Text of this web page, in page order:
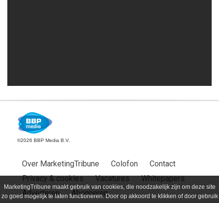
MarketingTribune maakt gebruik van cookies, die noodzakelijk zijn om deze site
zo goed mogelijk te laten functioneren. Door op akkoord te klikken of door gebruik
©2026 BBP Media B.V.
Over MarketingTribune Colofon
Contact
Privacy & cookies
Vacatures
Whitepapers
Adverteren
Abonneren